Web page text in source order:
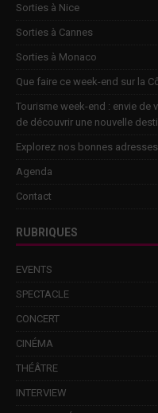
Sorties à Nice
Sorties à Cannes
Sorties à Monaco
Que faire ce week-end sur la
Tourisme week-end : envie de
de découvrir une nouvelle
Explorez nos bonnes adresses
Agenda
Contact
RUBRIQUES
EVENTS
SPECTACLE
CONCERT
CINÉMA
THÉÂTRE
INTERVIEW